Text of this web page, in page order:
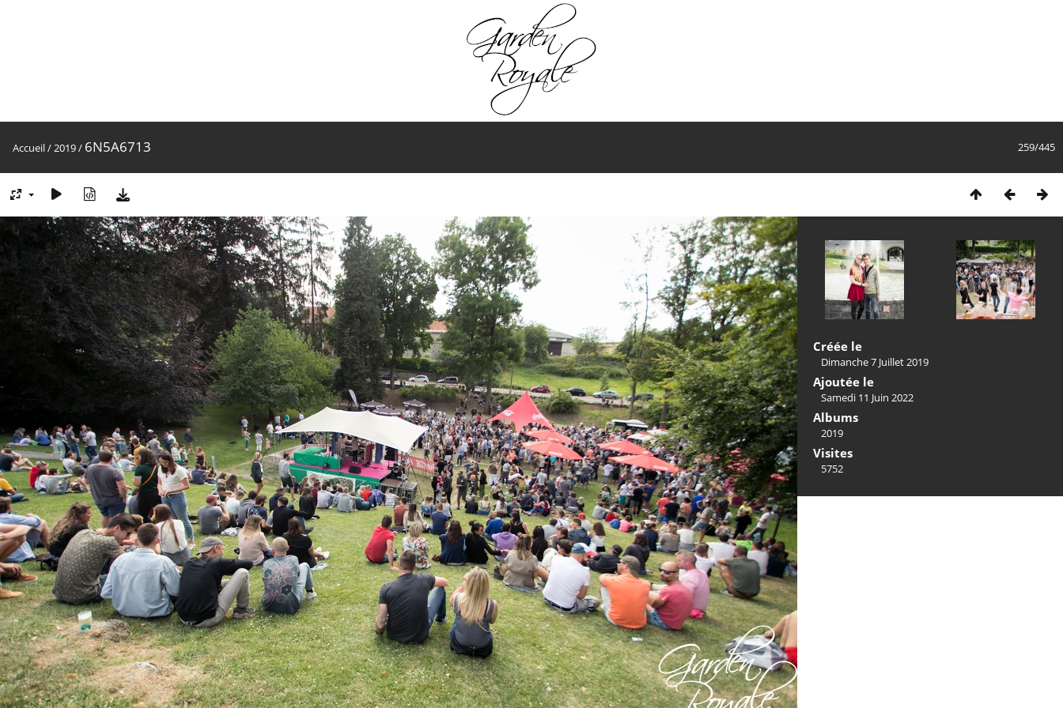
259/445
Accueil/2019/ 6N5A6713
Créée le
Dimanche 7 Juillet 2019
Ajoutée le
Samedi 11 Juin 2022
Albums
2019
Visites
5752